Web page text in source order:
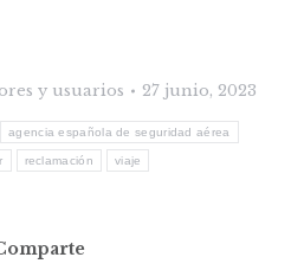
y usuarios 27 junio, 2023
agencia española de seguridad aérea
reclamación viaje